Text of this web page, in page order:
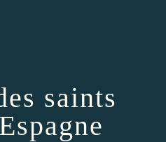
saints